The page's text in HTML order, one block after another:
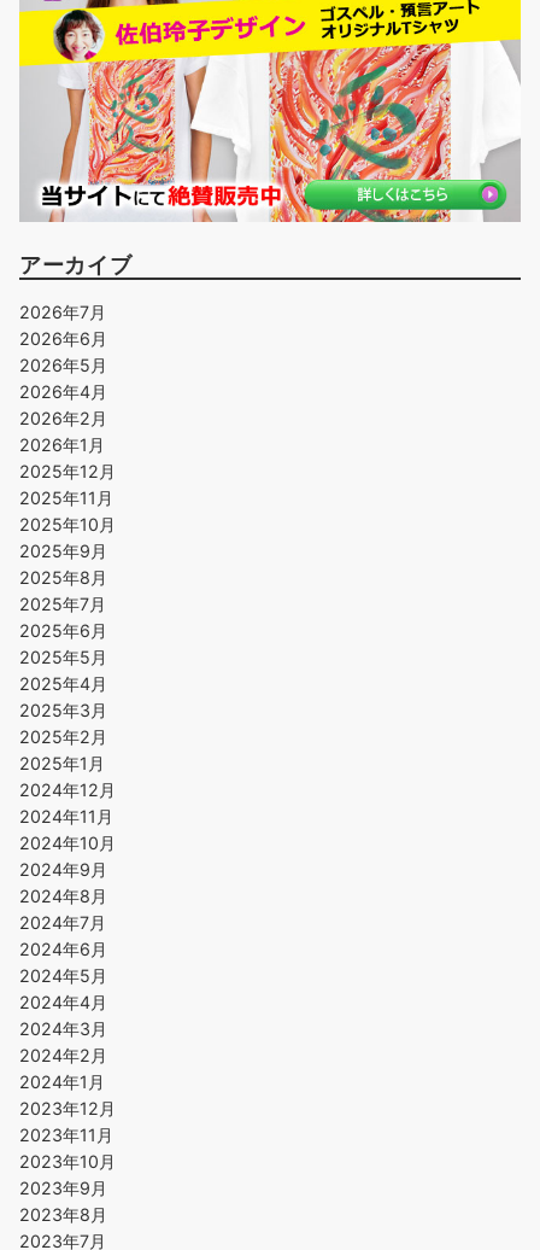
アーカイブ
2026年7月
2026年6月
2026年5月
2026年4月
2026年2月
2026年1月
2025年12月
2025年11月
2025年10月
2025年9月
2025年8月
2025年7月
2025年6月
2025年5月
2025年4月
2025年3月
2025年2月
2025年1月
2024年12月
2024年11月
2024年10月
2024年9月
2024年8月
2024年7月
2024年6月
2024年5月
2024年4月
2024年3月
2024年2月
2024年1月
2023年12月
2023年11月
2023年10月
2023年9月
2023年8月
2023年7月